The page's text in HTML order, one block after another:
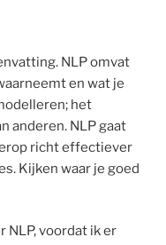
NLP omvat
en wat je
het
anderen. NLP gaat
richt effectiever
Kijken waar je goed
NLP, voordat ik er